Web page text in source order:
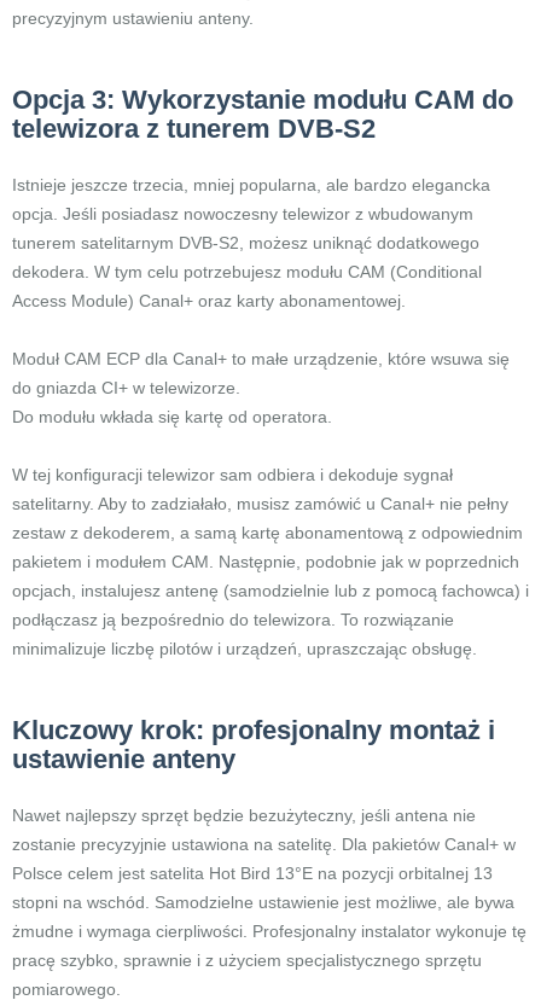
precyzyjnym ustawieniu anteny.
Opcja 3: Wykorzystanie modułu CAM do
telewizora z tunerem DVB-S2
Istnieje jeszcze trzecia, mniej popularna, ale bardzo elegancka
opcja. Jeśli posiadasz nowoczesny telewizor z wbudowanym
tunerem satelitarnym DVB-S2, możesz uniknąć dodatkowego
dekodera. W tym celu potrzebujesz modułu CAM (Conditional
Access Module) Canal+ oraz karty abonamentowej.
Moduł CAM ECP dla Canal+ to małe urządzenie, które wsuwa się
do gniazda CI+ w telewizorze.
Do modułu wkłada się kartę od operatora.
W tej konfiguracji telewizor sam odbiera i dekoduje sygnał
satelitarny. Aby to zadziałało, musisz zamówić u Canal+ nie pełny
zestaw z dekoderem, a samą kartę abonamentową z odpowiednim
pakietem i modułem CAM. Następnie, podobnie jak w poprzednich
opcjach, instalujesz antenę (samodzielnie lub z pomocą fachowca) i
podłączasz ją bezpośrednio do telewizora. To rozwiązanie
minimalizuje liczbę pilotów i urządzeń, upraszczając obsługę.
Kluczowy krok: profesjonalny montaż i
ustawienie anteny
Nawet najlepszy sprzęt będzie bezużyteczny, jeśli antena nie
zostanie precyzyjnie ustawiona na satelitę. Dla pakietów Canal+ w
Polsce celem jest satelita Hot Bird 13°E na pozycji orbitalnej 13
stopni na wschód. Samodzielne ustawienie jest możliwe, ale bywa
żmudne i wymaga cierpliwości. Profesjonalny instalator wykonuje tę
pracę szybko, sprawnie i z użyciem specjalistycznego sprzętu
pomiarowego.